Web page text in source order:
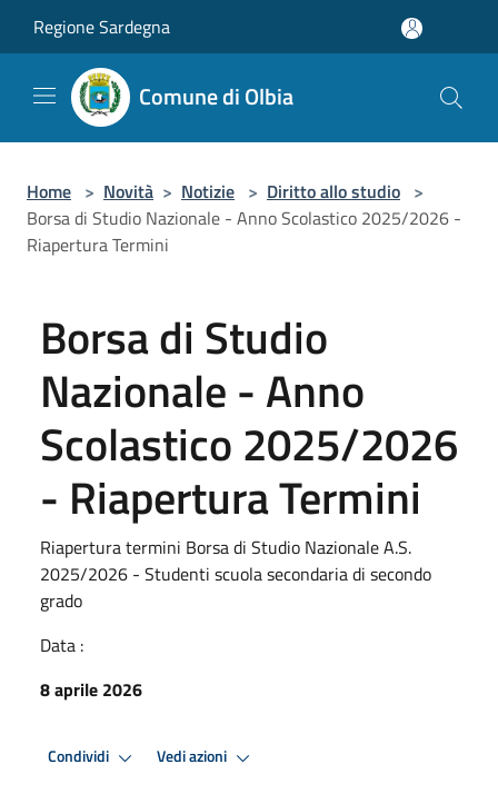
Regione Sardegna
Comune di Olbia
Home > Novità > Notizie > Diritto allo studio >
Borsa di Studio Nazionale - Anno Scolastico 2025/2026 -
Riapertura Termini
Borsa di Studio
Nazionale - Anno
Scolastico 2025/2026
- Riapertura Termini
Riapertura termini Borsa di Studio Nazionale A.S.
2025/2026 - Studenti scuola secondaria di secondo
grado
Data :
8 aprile 2026
Condividi Vedi azioni